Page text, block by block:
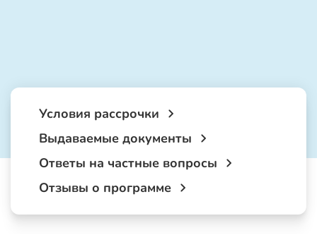
Условия рассрочки
Выдаваемые документы
Ответы на частные вопросы
Отзывы о программе